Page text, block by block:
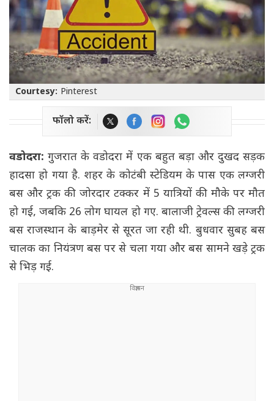
Courtesy: Pinterest
फॉलो करें:
वडोदरा:गुजरात के वडोदरा में एक बहुत बड़ा और दुखद सड़क
हादसा हो गया है. शहर के कोटंबी स्टेडियम के पास एक लग्जरी
बस और ट्रक की जोरदार टक्कर में 5 यात्रियों की मौके पर मौत
हो गई, जबकि 26 लोग घायल हो गए. बालाजी ट्रेवल्स की लग्जरी
बस राजस्थान के बाड़मेर से सूरत जा रही थी. बुधवार सुबह बस
चालक का नियंत्रण बस पर से चला गया और बस सामने खड़े ट्रक
से भिड़ गई.